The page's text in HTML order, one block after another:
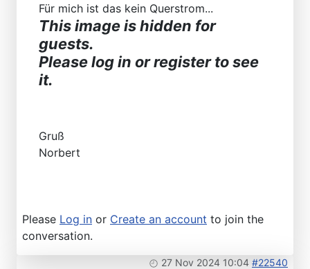
Für mich ist das kein Querstrom...
This image is hidden for
guests.
Please log in or register to see
it.
Gruß
Norbert
Please Log in or Create an account to join the
conversation.
27 Nov 2024 10:04 #22540